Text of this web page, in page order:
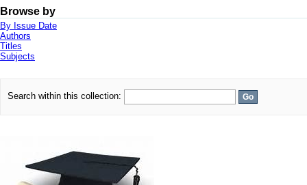
Browse by
By Issue Date
Authors
Titles
Subjects
Search within this collection: